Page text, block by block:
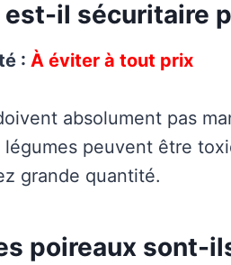
est-il sécuritaire
: À éviter à tout prix
absolument pas
légumes peuvent être
grande quantité.
poireaux sont-